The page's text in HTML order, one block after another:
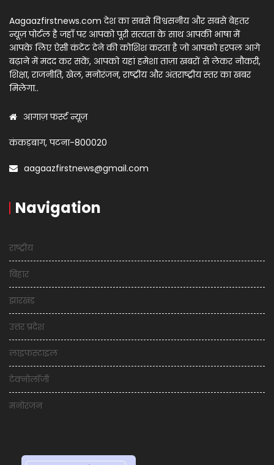
Aagaazfirstnews.com देश का सबसे विश्वसनीय और सबसे बेहतर
न्यूज़ पोर्टल है जहाँ पर आपको पूरी सत्यता के साथ आपकी भाषा में
आपके लिए ऐसी कंटेंट देने की कोशिश करता है जो आपको हरपल आगे
बढ़ाने में मदद कर सकें, आपको यहां हमेशा ताज़ा खबरों से लेकर नौकरी,
शिक्षा, राजनीति, खेल, मनोरंजन, राष्ट्रीय और अंतराष्ट्रीय स्तर का खबर
मिलेगा..
आगाज़ फर्स्ट न्यूज़
कंकड़बाग, पटना-800020
aagaazfirstnews@gmail.com
Navigation
राष्ट्रीय
बिहार
झारखंड
उत्तर प्रदेश
लाइफस्टाइल
टेक्नोलॉजी
मनोरंजन